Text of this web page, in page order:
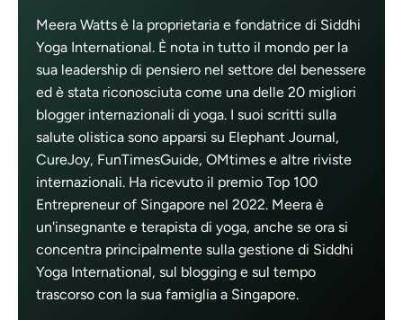
Meera Watts è la proprietaria e fondatrice di Siddhi
Yoga International. È nota in tutto il mondo per la
sua leadership di pensiero nel settore del benessere
ed è stata riconosciuta come una delle 20 migliori
blogger internazionali di yoga. I suoi scritti sulla
salute olistica sono apparsi su Elephant Journal,
CureJoy, FunTimesGuide, OMtimes e altre riviste
internazionali. Ha ricevuto il premio Top 100
Entrepreneur of Singapore nel 2022. Meera è
un'insegnante e terapista di yoga, anche se ora si
concentra principalmente sulla gestione di Siddhi
Yoga International, sul blogging e sul tempo
trascorso con la sua famiglia a Singapore.